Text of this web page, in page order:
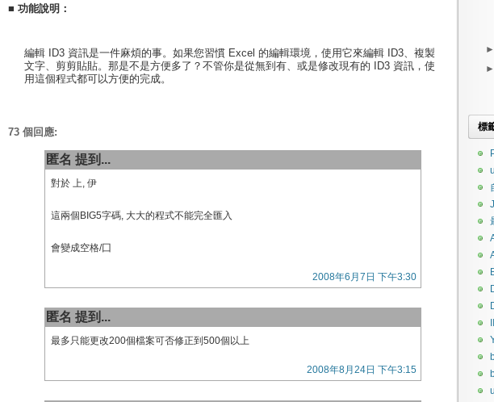
■ 功能說明：
編輯 ID3 資訊是一件麻煩的事。如果您習慣 Excel 的編輯環境，使用它來編輯 ID3、複製
文字、剪剪貼貼。那是不是方便多了？不管你是從無到有、或是修改現有的 ID3 資訊，使
用這個程式都可以方便的完成。
73 個回應:
匿名 提到...
對於 上, 伊
這兩個BIG5字碼, 大大的程式不能完全匯入
會變成空格/囗
2008年6月7日 下午3:30
匿名 提到...
最多只能更改200個檔案可否修正到500個以上
2008年8月24日 下午3:15
標